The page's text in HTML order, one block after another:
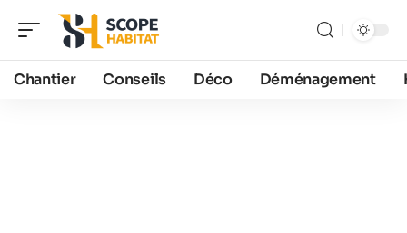
Chantier Conseils Déco Déménagement